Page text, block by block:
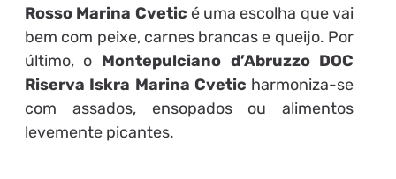
Rosso Marina Cvetic é uma escolha que vai
bem com peixe, carnes brancas e queijo. Por
último, o Montepulciano d’Abruzzo DOC
Riserva Iskra Marina Cvetic harmoniza-se
com assados, ensopados ou alimentos
levemente picantes.